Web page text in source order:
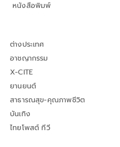
หนังสือพิมพ์
ต่างประเทศ
อาชญากรรม
X-CITE
ยานยนต์
สาธารณสุข-คุณภาพชีวิต
บันเทิง
ไทยโพสต์ ทีวี